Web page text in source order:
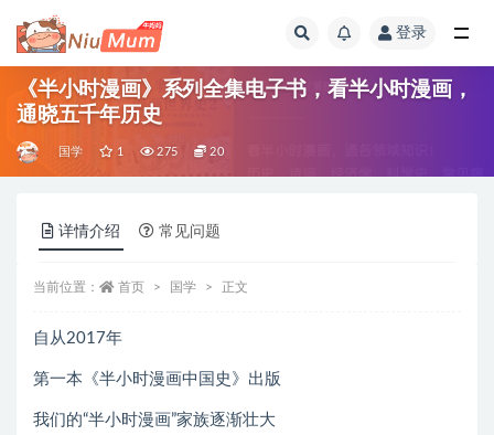
登录
《半小时漫画》系列全集电子书，​看半小时漫画，
通晓五千年历史
国学 1 275 20
详情介绍 常见问题
当前位置： 首页 国学 正文
自从2017年
第一本《半小时漫画中国史》出版
我们的“半小时漫画”家族逐渐壮大